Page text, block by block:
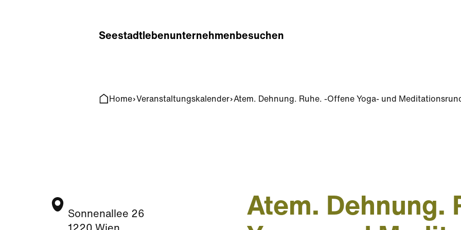
Seestadtlebenunternehmenbesuchen
Home Veranstaltungskalender Atem. Dehnung. Ruhe. -Offene Yoga- und
Sonnenallee 26
Atem. Dehnung.